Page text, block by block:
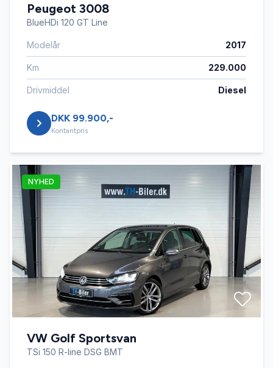
Peugeot 3008
BlueHDi 120 GT Line
Modelår 2017
Km 229.000
Drivmiddel Diesel
DKK 99.900,-
Kontantpris
NYHED
VW Golf Sportsvan
TSi 150 R-line DSG BMT